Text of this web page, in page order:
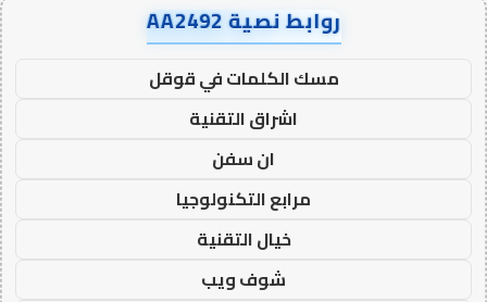
روابط نصية AA2492
مسك الكلمات في قوقل
اشراق التقنية
ان سفن
مرابع التكنولوجيا
خيال التقنية
شوف ويب